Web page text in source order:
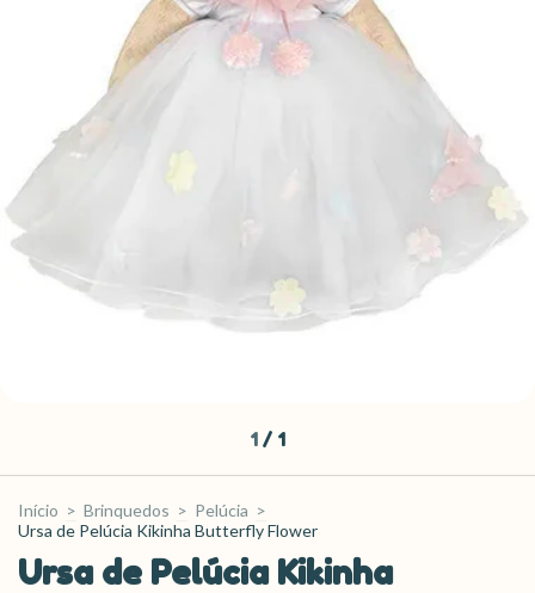
1 / 1
Início > Brinquedos > Pelúcia >
Ursa de Pelúcia Kikinha Butterfly Flower
Ursa de Pelúcia Kikinha